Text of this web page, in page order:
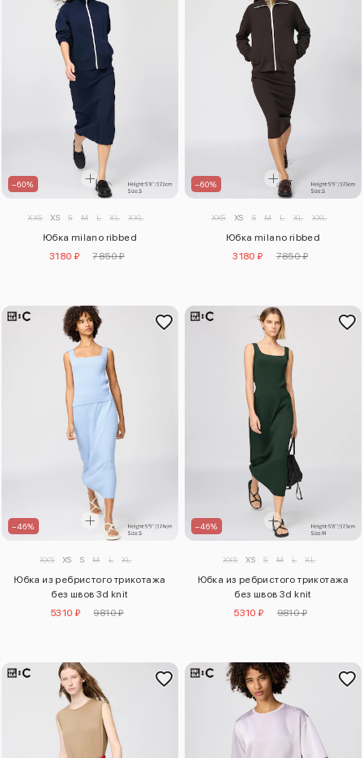
–60%
XXS XS S M L XL XXL
Юбка milano ribbed
3180 ₽
7850 ₽
–60%
XXS XS S M L XL XXL
Юбка milano ribbed
3180 ₽
7850 ₽
–46%
XXS XS S M L XL
Юбка из ребристого трикотажа
без швов 3d knit
5310 ₽
9810 ₽
–46%
XXS XS S M L XL
Юбка из ребристого трикотажа
без швов 3d knit
5310 ₽
9810 ₽